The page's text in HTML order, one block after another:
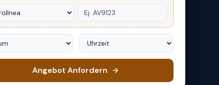
Uhrzeit
Angebot Anfordern